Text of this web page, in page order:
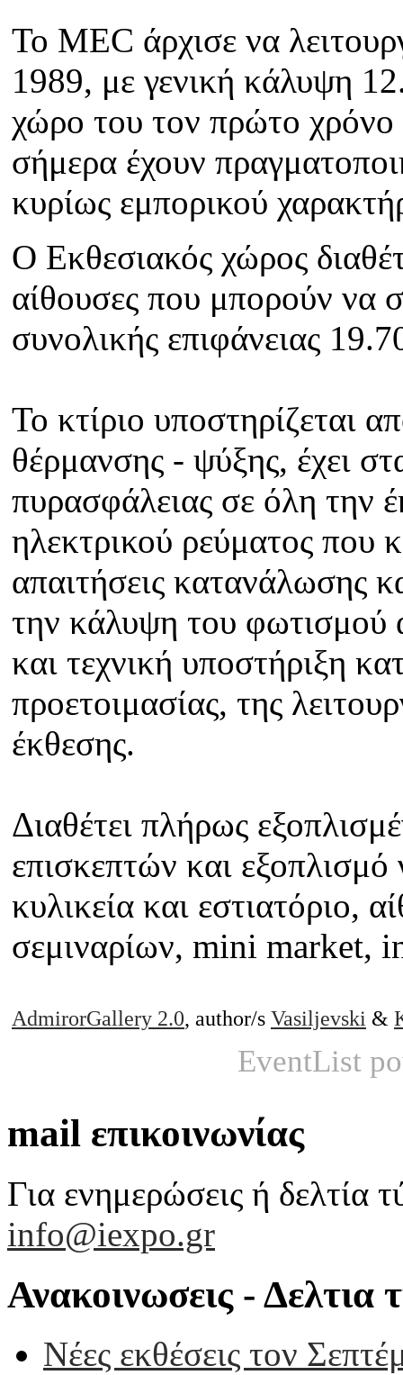
To MEC άρχισε να
1989, με γενική κάλυψη
χώρο του τον πρώτο
σήμερα έχουν
κυρίως εμπορικού
Ο Εκθεσιακός χώρος
αίθουσες που μπορούν να
συνολικής επιφάνειας
Το κτίριο υποστηρίζεται
θέρμανσης - ψύξης, έχει
πυρασφάλειας σε όλη την
ηλεκτρικού ρεύματος που
απαιτήσεις κατανάλωσης
την κάλυψη του φωτισμού
και τεχνική υποστήριξη
προετοιμασίας, της
έκθεσης.
Διαθέτει πλήρως
επισκεπτών και
κυλικεία και εστιατόριο,
σεμιναρίων, mini market,
AdmirorGallery 2.0, author/s Vasiljevski &
EventList
mail επικοινωνίας
Για ενημερώσεις ή δελτία
info@iexpo.gr
Ανακοινωσεις - Δελτια
Νέες εκθέσεις τον